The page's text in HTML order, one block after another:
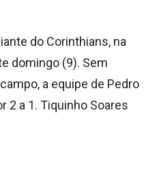
do Corinthians, na
domingo (9). Sem
a equipe de Pedro
2 a 1. Tiquinho Soares